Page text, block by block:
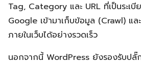
Tag, Category และ URL ที่เป็นระเ
Google เข้ามาเก็บข้อมูล (Crawl) และ
ภายในเว็บได้อย่างรวดเร็ว
นอกจากนี้ WordPress ยังรองรับปลั๊